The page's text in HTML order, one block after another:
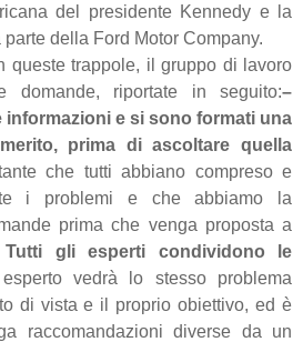
del presidente Kennedy e la
della Ford Motor Company.
queste trappole, il gruppo di lavoro
domande, riportate in seguito:–
informazioni e si sono formati una
prima di ascoltare quella
che tutti abbiano compreso e
i problemi e che abbiamo la
prima che venga proposta a
gli esperti condividono le
vedrà lo stesso problema
di vista e il proprio obiettivo, ed è
raccomandazioni diverse da un